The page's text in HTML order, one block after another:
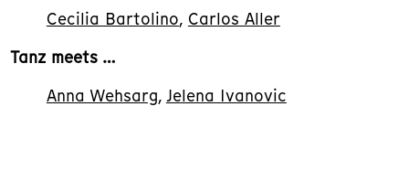
Cecilia Bartolino, Carlos Aller
Tanz meets …
Anna Wehsarg, Jelena Ivanovic